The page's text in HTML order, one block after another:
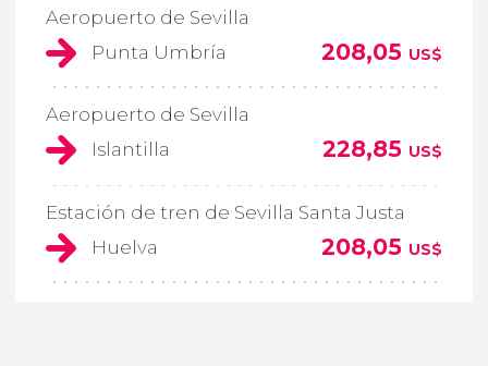
Aeropuerto de Sevilla
Punta Umbría
208,05 US$
Aeropuerto de Sevilla
Islantilla
228,85 US$
Estación de tren de Sevilla Santa Justa
Huelva
208,05 US$